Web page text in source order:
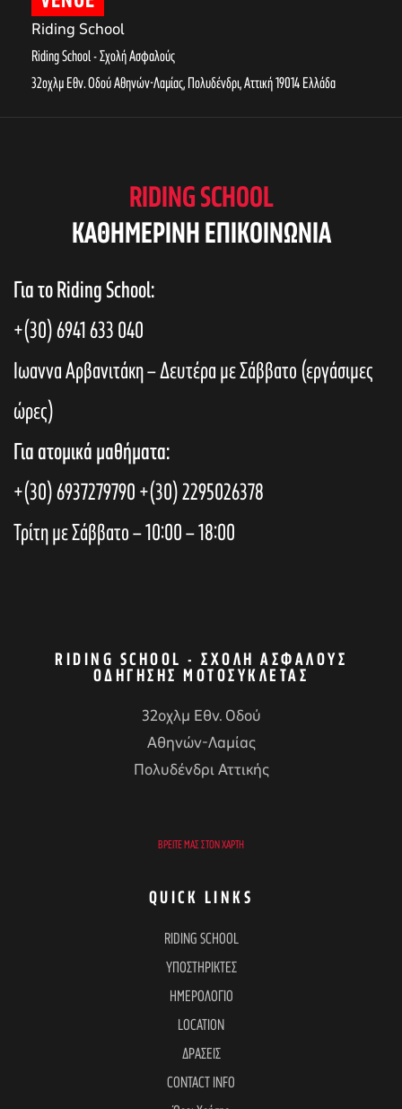
Riding School
Riding School - Σχολή Ασφαλούς
32οχλμ Εθν. Οδού Αθηνών-Λαμίας, Πολυδένδρι,Αττική19014Ελλάδα
RIDING SCHOOL
KAΘΗΜΕΡΙΝΗ ΕΠΙΚΟΙΝΩΝΙΑ
Για το Riding School:
+(30) 6941 633 040
Ιωαννα Αρβανιτάκη – Δευτέρα με Σάββατο (εργάσιμες
ώρες)
Για ατομικά μαθήματα:
+(30) 6937279790+(30) 2295026378
Τρίτη με Σάββατο – 10:00 – 18:00
RIDING SCHOOL - ΣΧΟΛΉ ΑΣΦΑΛΟΎΣ
ΟΔΉΓΗΣΗΣ ΜΟΤΟΣΥΚΛΈΤΑΣ
32οχλμ Εθν. Οδού
Αθηνών-Λαμίας
Πολυδένδρι Αττικής
ΒΡΕΊΤΕ ΜΑΣ ΣΤΟΝ ΧΆΡΤΗ
QUICK LINKS
RIDING SCHOOL
ΥΠΟΣΤΗΡΙΚΤΕΣ
ΗΜΕΡΟΛΟΓΙΟ
LOCATION
ΔΡΑΣΕΙΣ
CONTACT INFO